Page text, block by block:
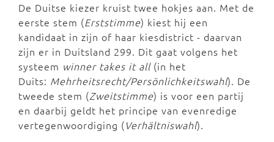
De Duitse kiezer kruist twee hokjes aan. Met de
eerste stem (Erststimme) kiest hij een
kandidaat in zijn of haar kiesdistrict - daarvan
zijn er in Duitsland 299. Dit gaat volgens het
systeem winner takes it all(in het
Duits: Mehrheitsrecht/Persönlichkeitswahl). De
tweede stem (Zweitstimme) is voor een partij
en daarbij geldt het principe van evenredige
vertegenwoordiging (Verhältniswahl).